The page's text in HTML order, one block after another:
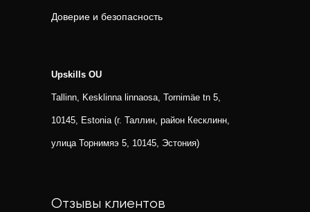
Доверие и безопасность
Upskills OU
Tallinn, Kesklinna linnaosa, Tornimäe tn 5,
10145, Estonia (г. Таллин, район Кесклинн,
улица Торнимяэ 5, 10145, Эстония)
Отзывы клиентов